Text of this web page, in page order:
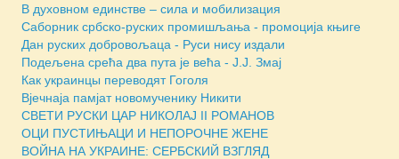
В духовном единстве – сила и мобилизация
Саборник србско-руских промишљања - промоција књиге
Дан руских добровољаца - Руси нису издали
Подељена срећа два пута је већа - Ј.Ј. Змај
Как украинцы переводят Гоголя
Вјечнаја памјат новомученику Никити
СВЕТИ РУСКИ ЦАР НИКОЛАЈ II РОМАНОВ
ОЦИ ПУСТИЊАЦИ И НЕПОРОЧНЕ ЖЕНЕ
ВОЙНА НА УКРАИНЕ: СЕРБСКИЙ ВЗГЛЯД